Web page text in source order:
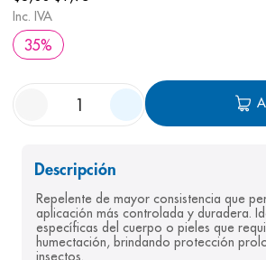
Inc. IVA
35%
Descripción
Repelente de mayor consistencia que
aplicación más controlada y duradera.
específicas del cuerpo o pieles que
humectación, brindando protección
insectos.
3. eucerin
nivea
6. shampoo
7 bioderma
8 panolini
9. pediasure
10.desodorante